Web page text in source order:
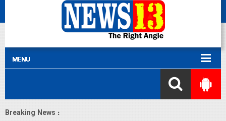
Breaking News :